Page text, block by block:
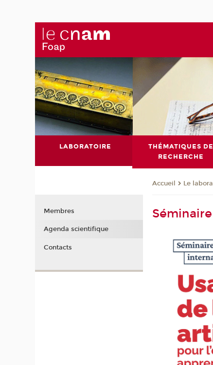
LABORATOIRE
THÉMATIQUES DE
RECHERCHE
Accueil Le
Membres
Agenda scientifique
Contacts